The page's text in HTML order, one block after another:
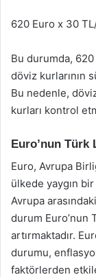
620 Euro x 30
Bu durumda,
döviz kurlarının
Bu nedenle,
kurları kontrol
Euro’nun Türk
Euro, Avrupa
ülkede yaygın
Avrupa
durum Euro’nun
artırmaktadır.
durumu,
faktörlerden